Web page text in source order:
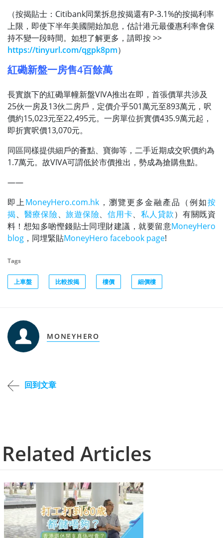
（按揭貼士：Citibank同業拆息按揭還有P-3.1%的按揭利率
上限，即使下半年美國開始加息，估計港元最優惠利率會保
持不變一段時間。如想了解更多，請即按 >>
https://tinyurl.com/qgpk8pm）
紅磡新盤一房售4百餘萬
長實旗下的紅磡單幢新盤VIVA推出在即，首張價單共涉及
25伙一房及13伙二房戶，定價介乎501萬元至893萬元，呎
價約15,023元至22,495元。一房單位折實價435.9萬元起，
即折實呎價13,070元。
同區同樣提供細戶的薈點、寶御等，二手近期成交呎價約為
1.7萬元。故VIVA可謂低於市價推出，勢成為搶購焦點。
——
即上MoneyHero.com.hk ，瀏覽更多金融產品（例如按
揭、 醫療保險、旅遊保險、 信用卡、 私人貸款）有關既資
料！想知多啲慳錢貼士同理財建議，就要留意MoneyHero
blog ，同埋緊貼MoneyHero facebook page!
Tags
上車盤 比較按揭 樓價 細價樓
MONEYHERO
回到文章
Related Articles